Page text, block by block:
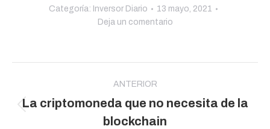
Categoría: Inversor Diario
13 mayo, 2021
Deja un comentario
publicaciones
ANTERIOR
Publicación
anterior:
La criptomoneda que no necesita de la
blockchain